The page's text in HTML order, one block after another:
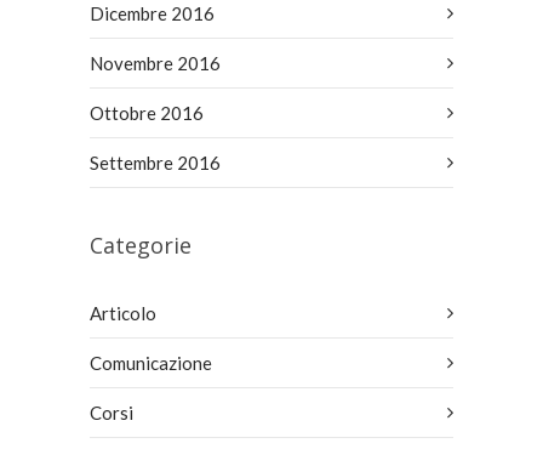
Dicembre 2016
Novembre 2016
Ottobre 2016
Settembre 2016
Categorie
Articolo
Comunicazione
Corsi